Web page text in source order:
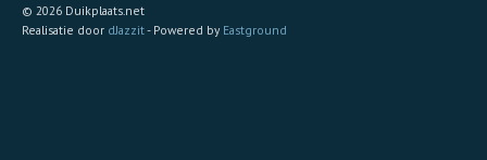
© 2026 Duikplaats.net
Realisatie door dJazzit- Powered by Eastground